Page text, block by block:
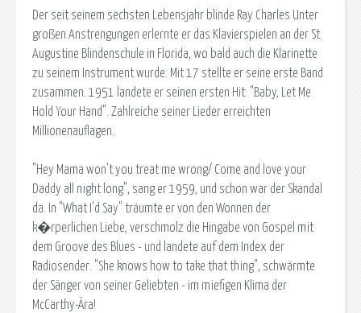
Der seit seinem sechsten Lebensjahr blinde Ray Charles Unter
großen Anstrengungen erlernte er das Klavierspielen an der St.
Augustine Blindenschule in Florida, wo bald auch die Klarinette
zu seinem Instrument wurde. Mit 17 stellte er seine erste Band
zusammen. 1951 landete er seinen ersten Hit: "Baby, Let Me
Hold Your Hand". Zahlreiche seiner Lieder erreichten
Millionenauflagen.
"Hey Mama won't you treat me wrong/ Come and love your
Daddy all night long", sang er 1959, und schon war der Skandal
da. In "What I'd Say" träumte er von den Wonnen der
k�rperlichen Liebe, verschmolz die Hingabe von Gospel mit
dem Groove des Blues - und landete auf dem Index der
Radiosender. "She knows how to take that thing", schwärmte
der Sänger von seiner Geliebten - im miefigen Klima der
McCarthy-Ära!